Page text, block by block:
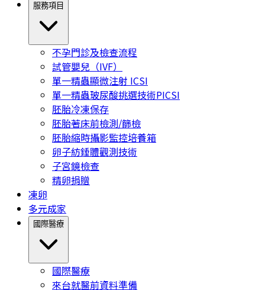
服務項目
不孕門診及檢查流程
試管嬰兒（IVF）
單一精蟲顯微注射 ICSI
單一精蟲玻尿酸挑選技術PICSI
胚胎冷凍保存
胚胎著床前檢測/篩檢
胚胎縮時攝影監控培養箱
卵子紡錘體觀測技術
子宮鏡檢查
精卵捐贈
凍卵
多元成家
國際醫療
國際醫療
來台就醫前資料準備